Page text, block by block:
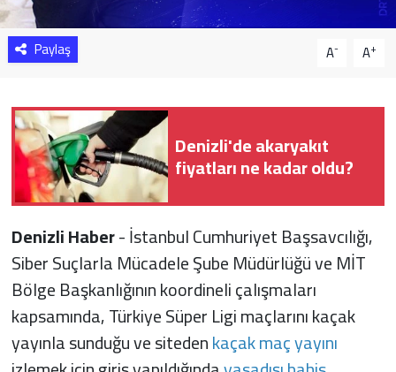
Paylaş A- A+
Denizli'de akaryakıt
fiyatları ne kadar oldu?
Denizli Haber- İstanbul Cumhuriyet Başsavcılığı,
Siber Suçlarla Mücadele Şube Müdürlüğü ve MİT
Bölge Başkanlığının koordineli çalışmaları
kapsamında, Türkiye Süper Ligi maçlarını kaçak
yayınla sunduğu ve sitedenkaçak maç yayını
Resmi Reklam